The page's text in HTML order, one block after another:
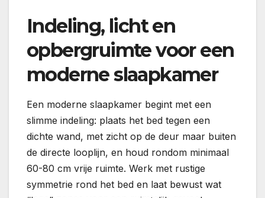
Indeling, licht en
opbergruimte voor een
moderne slaapkamer
Een moderne slaapkamer begint met een
slimme indeling: plaats het bed tegen een
dichte wand, met zicht op de deur maar buiten
de directe looplijn, en houd rondom minimaal
60-80 cm vrije ruimte. Werk met rustige
symmetrie rond het bed en laat bewust wat